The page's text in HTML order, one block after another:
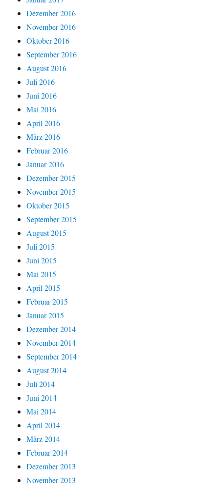
Dezember 2016
November 2016
Oktober 2016
September 2016
August 2016
Juli 2016
Juni 2016
Mai 2016
April 2016
März 2016
Februar 2016
Januar 2016
Dezember 2015
November 2015
Oktober 2015
September 2015
August 2015
Juli 2015
Juni 2015
Mai 2015
April 2015
Februar 2015
Januar 2015
Dezember 2014
November 2014
September 2014
August 2014
Juli 2014
Juni 2014
Mai 2014
April 2014
März 2014
Februar 2014
Dezember 2013
November 2013